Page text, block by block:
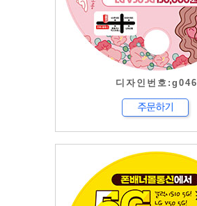
디자인번호:g046